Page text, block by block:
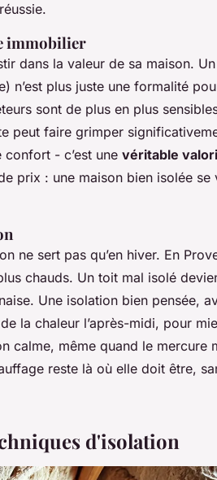
immobilier
dans la valeur de sa maison.
n’est plus juste une formalité
sont de plus en plus
peut faire grimper
confort - c’est une véritable
prix : une maison bien isolée
ne sert pas qu’en hiver. En
chauds. Un toit mal isolé
Une isolation bien pensée,
la chaleur l’après-midi, pour
calme, même quand le mercure
reste là où elle doit être,
d'isolation